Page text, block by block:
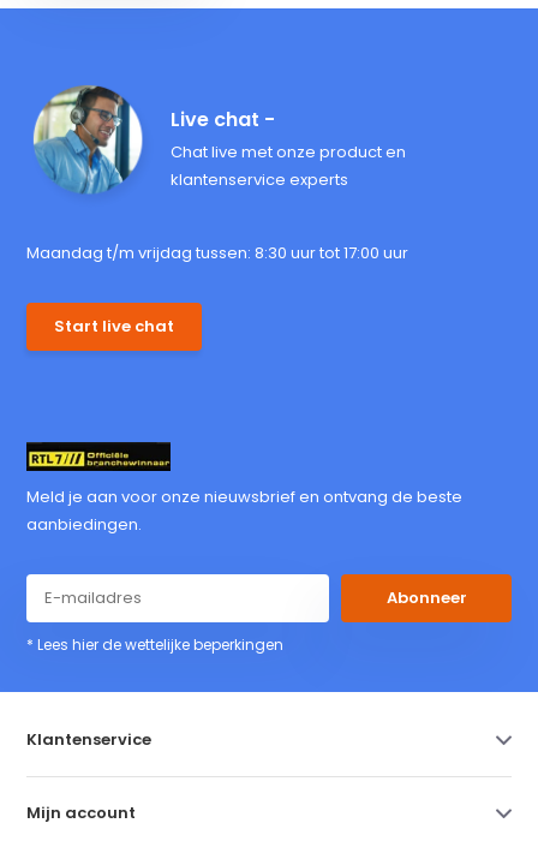
Live chat -
Chat live met onze product en
klantenservice experts
Maandag t/m vrijdag tussen: 8:30 uur tot 17:00 uur
Start live chat
Meld je aan voor onze nieuwsbrief en ontvang de beste
aanbiedingen.
Abonneer
* Lees hier de wettelijke beperkingen
Klantenservice
Mijn account